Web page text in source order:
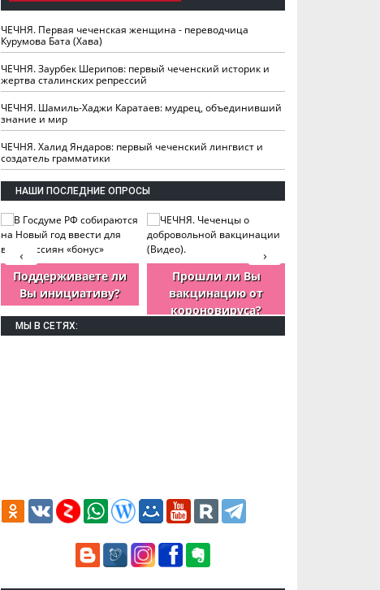
ЧЕЧНЯ. Первая чеченская женщина - переводчица
Курумова Бата (Хава)
ЧЕЧНЯ. Заурбек Шерипов: первый чеченский историк и
жертва сталинских репрессий
ЧЕЧНЯ. Шамиль-Хаджи Каратаев: мудрец, объединивший
знание и мир
ЧЕЧНЯ. Халид Яндаров: первый чеченский лингвист и
создатель грамматики
НАШИ ПОСЛЕДНИЕ ОПРОСЫ
Поддерживаете ли
Вы инициативу?
Прошли ли Вы
вакцинацию от
короновируса?
›
‹
МЫ В СЕТЯХ: